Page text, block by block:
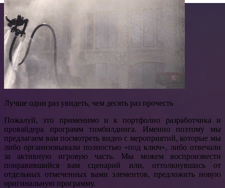
Лучше один раз увидеть, чем десять раз прочесть
Пожалуй, это применимо и к портфолио разработчика и
провайдера программ тимбилдинга. Именно поэтому мы
предлагаем вам посмотреть видео с мероприятий, которые мы
либо организовывали полностью «под ключ», либо отвечали
за активную игровую часть. Мы можем воспроизвести
понравившийся вам сценарий или, оттолкнувшись от
отдельных отмеченных вами элементов, предложить новую
оригинальную программу.